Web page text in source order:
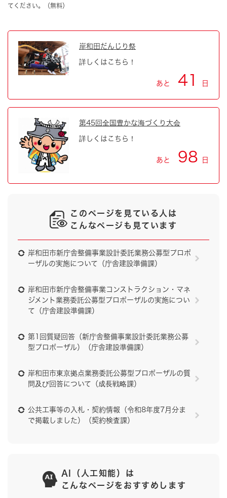
てください。（無料）
岸和田だんじり祭
詳しくはこちら！
あと 41 日
第45回全国豊かな海づくり大会
詳しくはこちら！
あと 98 日
このページを見ている人は
こんなページも見ています
岸和田市新庁舎整備事業設計委託業務公募型プロポ
ーザルの実施について（庁舎建設準備課）
岸和田市新庁舎整備事業コンストラクション・マネ
ジメント業務委託公募型プロポーザルの実施につい
て（庁舎建設準備課）
第1回質疑回答（新庁舎整備事業設計委託業務公募
型プロポーザル）（庁舎建設準備課）
岸和田市東京拠点業務委託公募型プロポーザルの質
問及び回答について（成長戦略課）
公共工事等の入札・契約情報（令和8年度7月分ま
で掲載しました）（契約検査課）
AI（人工知能）は
こんなページをおすすめします